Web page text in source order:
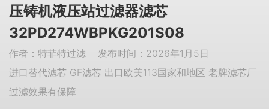
压铸机液压站过滤器滤芯
32PD274WBPKG201S08
作者：特菲特过滤 发布时间：2026年1月5日
进口替代滤芯 GF滤芯 出口欧美113国家和地区 老牌滤芯厂
过滤效果有保障